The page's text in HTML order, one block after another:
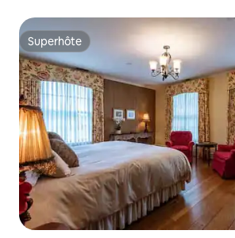
Superhôte
Superhôte